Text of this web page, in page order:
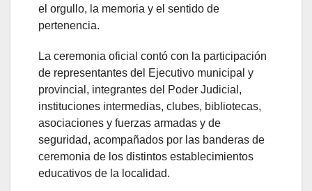
el orgullo, la memoria y el sentido de
pertenencia.
La ceremonia oficial contó con la participación
de representantes del Ejecutivo municipal y
provincial, integrantes del Poder Judicial,
instituciones intermedias, clubes, bibliotecas,
asociaciones y fuerzas armadas y de
seguridad, acompañados por las banderas de
ceremonia de los distintos establecimientos
educativos de la localidad.